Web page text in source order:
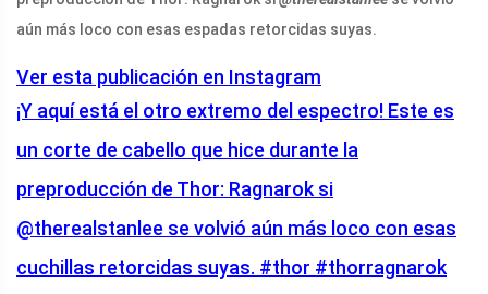
aún más loco con esas espadas retorcidas suyas.
Ver esta publicación en Instagram
¡Y aquí está el otro extremo del espectro! Este es
un corte de cabello que hice durante la
preproducción de Thor: Ragnarok si
@therealstanlee se volvió aún más loco con esas
cuchillas retorcidas suyas. #thor #thorragnarok